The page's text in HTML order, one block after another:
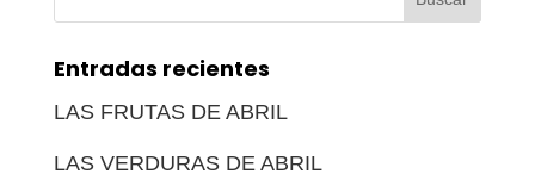
Entradas recientes
LAS FRUTAS DE ABRIL
LAS VERDURAS DE ABRIL